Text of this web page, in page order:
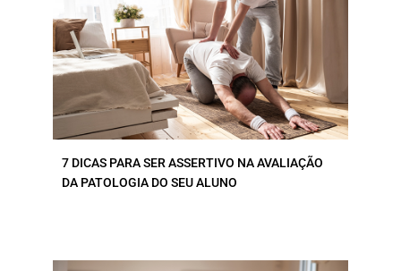
7 DICAS PARA SER ASSERTIVO NA AVALIAÇÃO
DA PATOLOGIA DO SEU ALUNO